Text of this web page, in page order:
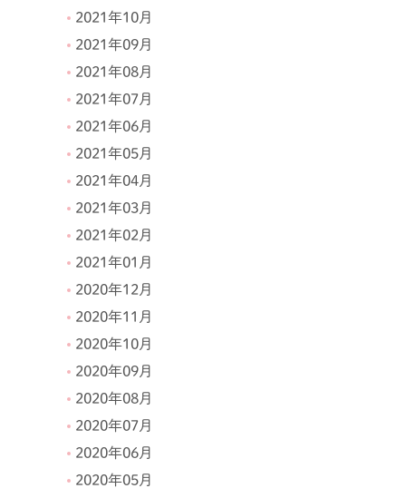
2021年10月
2021年09月
2021年08月
2021年07月
2021年06月
2021年05月
2021年04月
2021年03月
2021年02月
2021年01月
2020年12月
2020年11月
2020年10月
2020年09月
2020年08月
2020年07月
2020年06月
2020年05月